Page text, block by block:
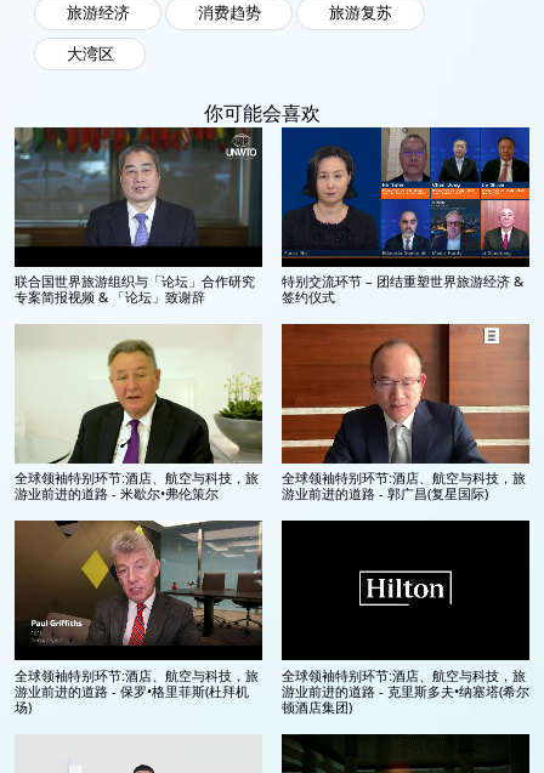
旅游经济
消费趋势
旅游复苏
大湾区
你可能会喜欢
联合国世界旅游组织与「论坛」合作研究
专案简报视频 & 「论坛」致谢辞
特别交流环节 – 团结重塑世界旅游经济 &
签约仪式
全球领袖特别环节:酒店、航空与科技，旅
游业前进的道路 - 米歇尔•弗伦策尔
全球领袖特别环节:酒店、航空与科技，旅
游业前进的道路 - 郭广昌(复星国际)
全球领袖特别环节:酒店、航空与科技，旅
游业前进的道路 - 保罗•格里菲斯(杜拜机
场)
全球领袖特别环节:酒店、航空与科技，旅
游业前进的道路 - 克里斯多夫•纳塞塔(希尔
顿酒店集团)